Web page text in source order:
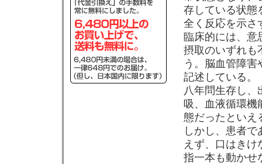
存している状態
全く反応を示さ
臨床的には、意
摂取のいずれも
う。脳血管障
記述している。
八年問生存し、
吸、血液循環機
態だったといえ
しかし、患者
えず、口はき
指一本も動かせ